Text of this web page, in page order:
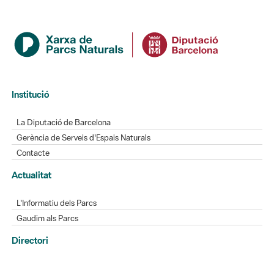
Institució
La Diputació de Barcelona
Gerència de Serveis d'Espais Naturals
Contacte
Actualitat
L'Informatiu dels Parcs
Gaudim als Parcs
Directori